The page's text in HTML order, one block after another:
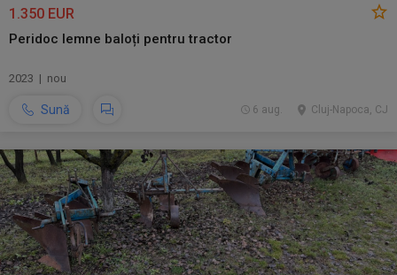
1.350 EUR
Peridoc lemne baloți pentru tractor
2023 | nou
Sună Cluj-Napoca, CJ
6 aug.